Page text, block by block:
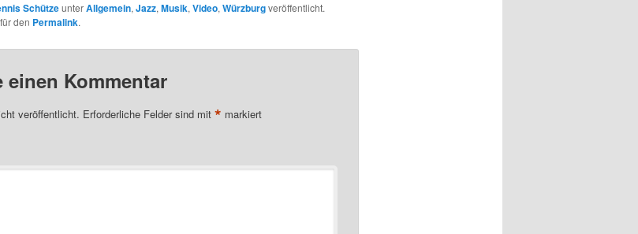
SchützeunterAllgemein,Jazz,Musik,Video,Würzburgveröffentlicht.
den Permalink.
einen Kommentar
veröffentlicht. Erforderliche Felder sind mit * markiert